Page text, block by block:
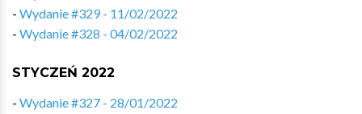
- Wydanie #329 - 11/02/2022
- Wydanie #328 - 04/02/2022
STYCZEŃ 2022
- Wydanie #327 - 28/01/2022